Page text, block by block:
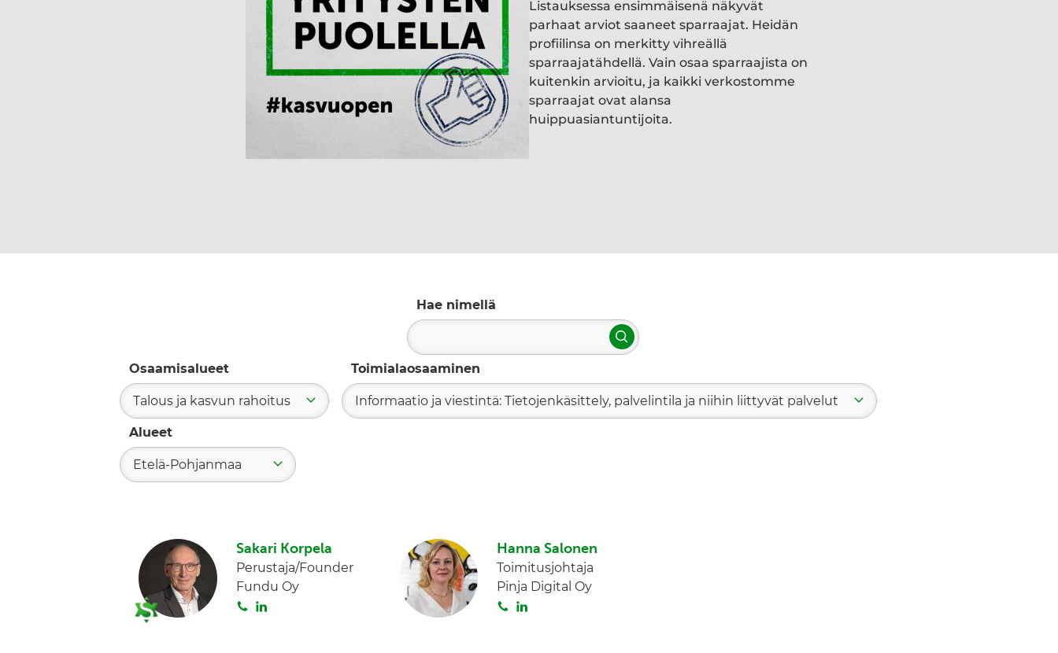
Listauksessa ensimmäisenä näkyvät
parhaat arviot saaneet sparraajat. Heidän
profiilinsa on merkitty vihreällä
sparraajatähdellä. Vain osaa sparraajista on
kuitenkin arvioitu, ja kaikki verkostomme
sparraajat ovat alansa
huippuasiantuntijoita.
Hae nimellä
Hae
Osaamisalueet
Talous ja kasvun rahoitus
Toimialaosaaminen
Informaatio ja viestintä: Tietojenkäsittely, palvelintila ja niihin liittyvät palvelut
Alueet
Etelä-Pohjanmaa
Sakari Korpela
Perustaja/Founder
Fundu Oy
S
Hanna Salonen
Toimitusjohtaja
Pinja Digital Oy
S L